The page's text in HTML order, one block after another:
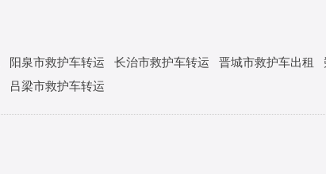
阳泉市救护车转运 长治市救护车转运 晋城市救护车出租
吕梁市救护车转运